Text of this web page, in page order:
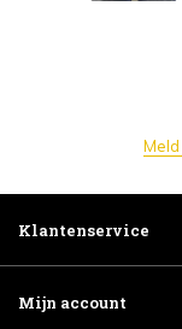
Klantenservice
Mijn account